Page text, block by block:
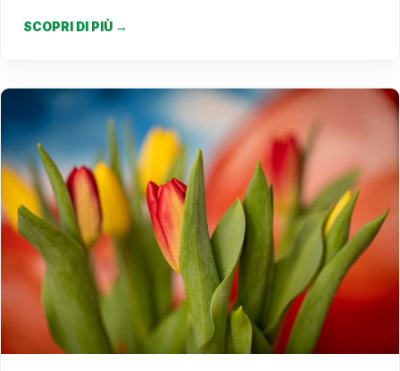
SCOPRI DI PIÙ →